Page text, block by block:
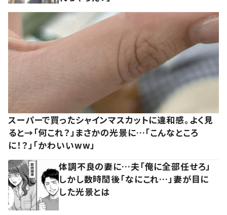
スーパーで買ったシャインマスカットに違和感。よく見
ると→「何これ？」まさかの光景に…「こんなところ
に！？」「かわいいww」
体調不良の妻に…夫「俺に全部任せろ」
しかし数時間後「なにこれ…」妻が目に
した光景とは